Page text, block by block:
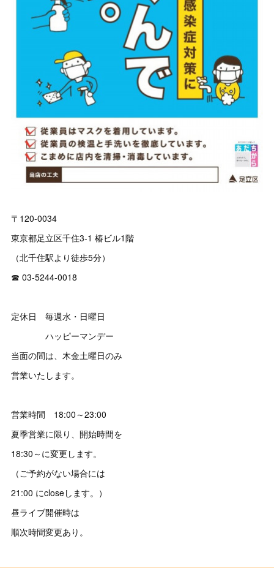
〒120-0034
東京都足立区千住3-1 椿ビル1階
（北千住駅より徒歩5分）
☎ 03‐5244‐0018
定休日 毎週水・日曜日
ハッピーマンデー
当面の間は、木金土曜日のみ
営業いたします。
営業時間 18:00～23:00
夏季営業に限り、開始時間を
18:30～に変更します。
（ご予約がない場合には
21:00 にcloseします。）
昼ライブ開催時は
順次時間変更あり。